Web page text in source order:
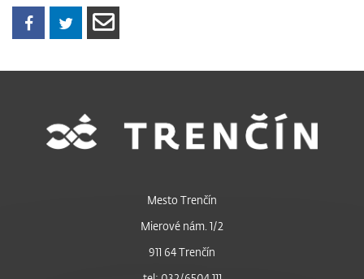
Mesto Trenčín
Mierové nám. 1/2
911 64 Trenčín